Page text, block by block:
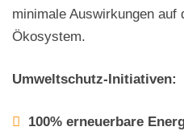
minimale Auswirkungen auf
Ökosystem.
Umweltschutz-Initiativen:
100% erneuerbare